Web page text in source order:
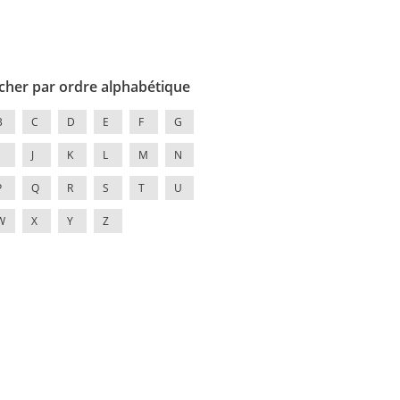
par ordre alphabétique
C D E F G
J K L M N
Q R S T U
X Y Z